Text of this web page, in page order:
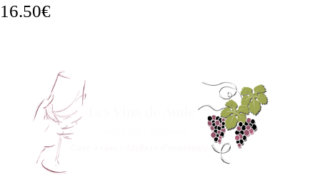
16.50€